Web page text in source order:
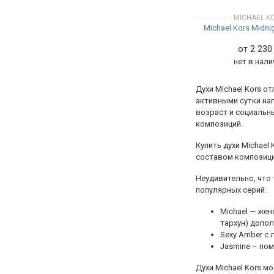
MICHAEL
Michael Kors
от 2
нет в
Духи Michael Kors
активными сутки
возраст и
композиций.
Купить духи
составом
Неудивительно,
популярных серий:
Michael —
тархун)
Sexy Amber с
Jasmine –
Духи Michael Kors